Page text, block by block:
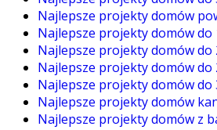
Najlepsze projekty domów
Najlepsze projekty domów do
Najlepsze projekty domów do
Najlepsze projekty domów do
Najlepsze projekty domów do
Najlepsze projekty domów
Najlepsze projekty domów z